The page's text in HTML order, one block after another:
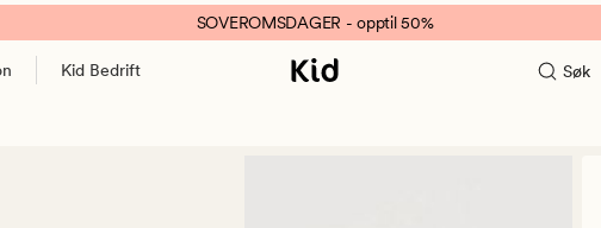
SOVEROMSDAGER - opptil 50%
Kid Bedrift Søk